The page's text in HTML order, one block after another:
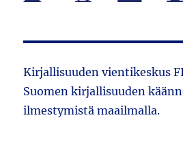
Kirjallisuuden vientikeskus
Suomen kirjallisuuden
ilmestymistä maailmalla.